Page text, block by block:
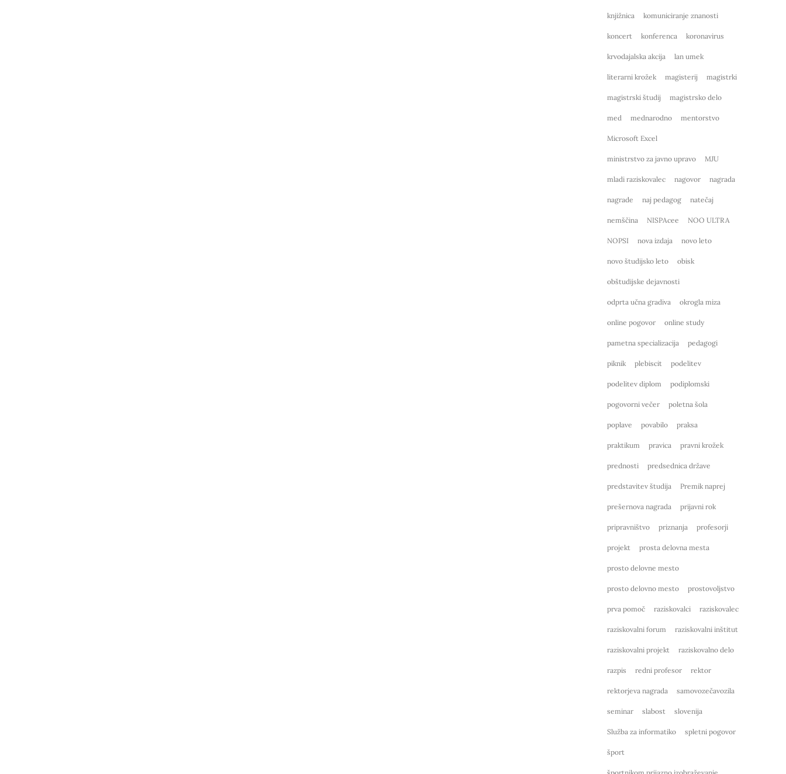
knjižnica komuniciranje znanosti
koncert konferenca koronavirus
krvodajalska akcija lan umek
literarni krožek magisterij magistrki
magistrski študij magistrsko delo
med mednarodno mentorstvo
Microsoft Excel
ministrstvo za javno upravo MJU
mladi raziskovalec nagovor nagrada
nagrade naj pedagog natečaj
nemščina NISPAcee NOO ULTRA
NOPSI nova izdaja novo leto
novo študijsko leto obisk
obštudijske dejavnosti
odprta učna gradiva okrogla miza
online pogovor online study
pametna specializacija pedagogi
piknik plebiscit podelitev
podelitev diplom podiplomski
pogovorni večer poletna šola
poplave povabilo praksa
praktikum pravica pravni krožek
prednosti predsednica države
predstavitev študija Premik naprej
prešernova nagrada prijavni rok
pripravništvo priznanja profesorji
projekt prosta delovna mesta
prosto delovne mesto
prosto delovno mesto prostovoljstvo
prva pomoč raziskovalci raziskovalec
raziskovalni forum raziskovalni inštitut
raziskovalni projekt raziskovalno delo
razpis redni profesor rektor
rektorjeva nagrada samovozečavozila
seminar slabost slovenija
Služba za informatiko spletni pogovor
šport